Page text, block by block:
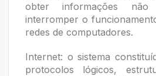
obter informações não
interromper o
redes de computadores.
Internet: o sistema
protocolos lógicos,